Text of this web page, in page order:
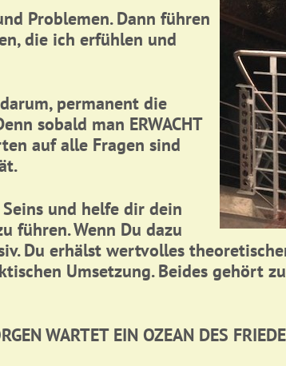
Problemen. Dann führen
die ich erfühlen und
permanent die
sobald man ERWACHT
auf alle Fragen sind
und helfe dir dein
führen. Wenn Du dazu
Du erhälst wertvolles
Umsetzung. Beides gehört
WARTET EIN OZEAN DES